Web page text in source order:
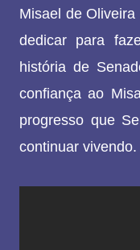
Misael de
dedicar para
história de
confiança ao
progresso que
continuar vivendo.